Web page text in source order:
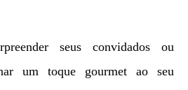
seus convidados ou
um toque gourmet ao seu